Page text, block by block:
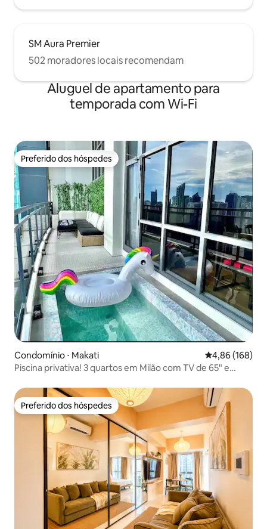
SM Aura Premier
502 moradores locais recomendam
Aluguel de apartamento para
temporada com Wi-Fi
Preferido dos hóspedes
Preferido dos hóspedes
Condomínio ⋅ Makati 4,86 de uma
4,86 (168)
Piscina privativa! 3 quartos em Milão com TV de 65" e
Preferido dos hóspedes
Preferido dos hóspedes